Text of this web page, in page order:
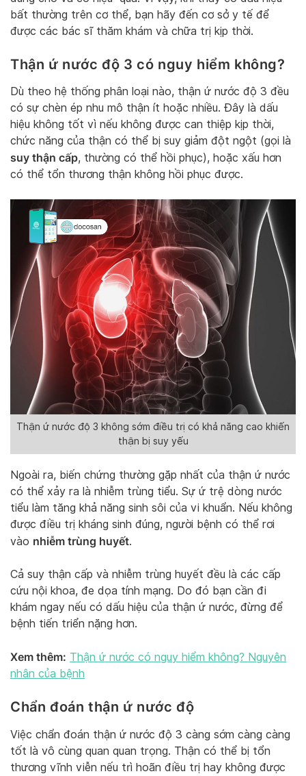
bất thường trên cơ thể, bạn hãy đến cơ sở y tế để
được các bác sĩ thăm khám và chữa trị kịp thời.
Thận ứ nước độ 3 có nguy hiểm không?
Dù theo hệ thống phân loại nào, thận ứ nước độ 3 đều
có sự chèn ép nhu mô thận ít hoặc nhiều. Đây là dấu
hiệu không tốt vì nếu không được can thiệp kịp thời,
chức năng của thận có thể bị suy giảm đột ngột (gọi là
suy thận cấp, thường có thể hồi phục), hoặc xấu hơn
có thể tổn thương thận không hồi phục được.
Thận ứ nước độ 3 không sớm điều trị có khả năng cao khiến
thận bị suy yếu
Ngoài ra, biến chứng thường gặp nhất của thận ứ nước
có thể xảy ra là nhiễm trùng tiểu. Sự ứ trệ dòng nước
tiểu làm tăng khả năng sinh sôi của vi khuẩn. Nếu không
được điều trị kháng sinh đúng, người bệnh có thể rơi
vào nhiễm trùng huyết.
Cả suy thận cấp và nhiễm trùng huyết đều là các cấp
cứu nội khoa, đe dọa tính mạng. Do đó bạn cần đi
khám ngay nếu có dấu hiệu của thận ứ nước, đừng để
bệnh tiến triển nặng hơn.
Xem thêm: Thận ứ nước có nguy hiểm không? Nguyên
nhân của bệnh
Chẩn đoán thận ứ nước độ
Việc chẩn đoán thận ứ nước độ 3 càng sớm càng càng
tốt là vô cùng quan quan trọng. Thận có thể bị tổn
thương vĩnh viễn nếu trì hoãn điều trị hay không được